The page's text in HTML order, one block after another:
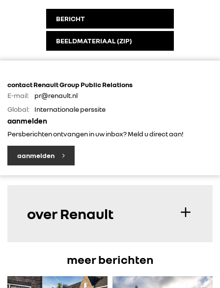
BERICHT
BEELDMATERIAAL (ZIP)
contact Renault Group Public Relations
E-mail:
pr@renault.nl
Global:
Internationale perssite
aanmelden
Persberichten ontvangen in uw inbox? Meld u direct aan!
aanmelden
over Renault
meer berichten